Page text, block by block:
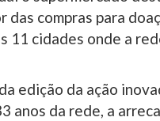
das compras para
11 cidades onde a
edição da ação
anos da rede, a